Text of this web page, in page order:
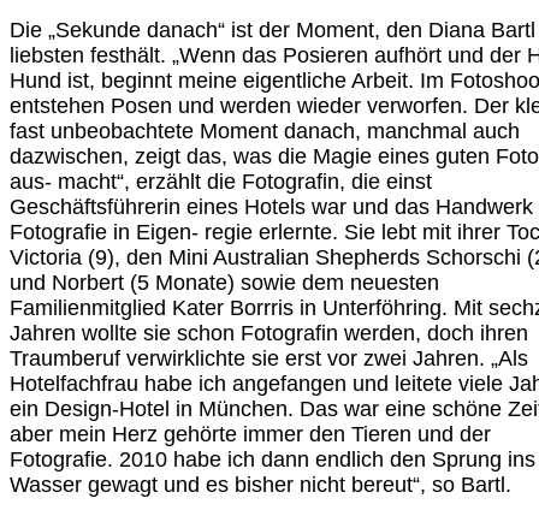
Die „Sekunde danach“ ist der Moment, den Diana
liebsten festhält. „Wenn das Posieren aufhört und der
Hund ist, beginnt meine eigentliche Arbeit. Im
entstehen Posen und werden wieder verworfen. Der
fast unbeobachtete Moment danach, manchmal auch
dazwischen, zeigt das, was die Magie eines guten
aus- macht“, erzählt die Fotografin, die einst
Geschäftsführerin eines Hotels war und das Handwerk
Fotografie in Eigen- regie erlernte. Sie lebt mit ihrer
Victoria (9), den Mini Australian Shepherds Schorschi
und Norbert (5 Monate) sowie dem neuesten
Familienmitglied Kater Borrris in Unterföhring. Mit
Jahren wollte sie schon Fotografin werden, doch ihren
Traumberuf verwirklichte sie erst vor zwei Jahren. „Als
Hotelfachfrau habe ich angefangen und leitete viele
ein Design-Hotel in München. Das war eine schöne
aber mein Herz gehörte immer den Tieren und der
Fotografie. 2010 habe ich dann endlich den Sprung
Wasser gewagt und es bisher nicht bereut“, so Bartl.